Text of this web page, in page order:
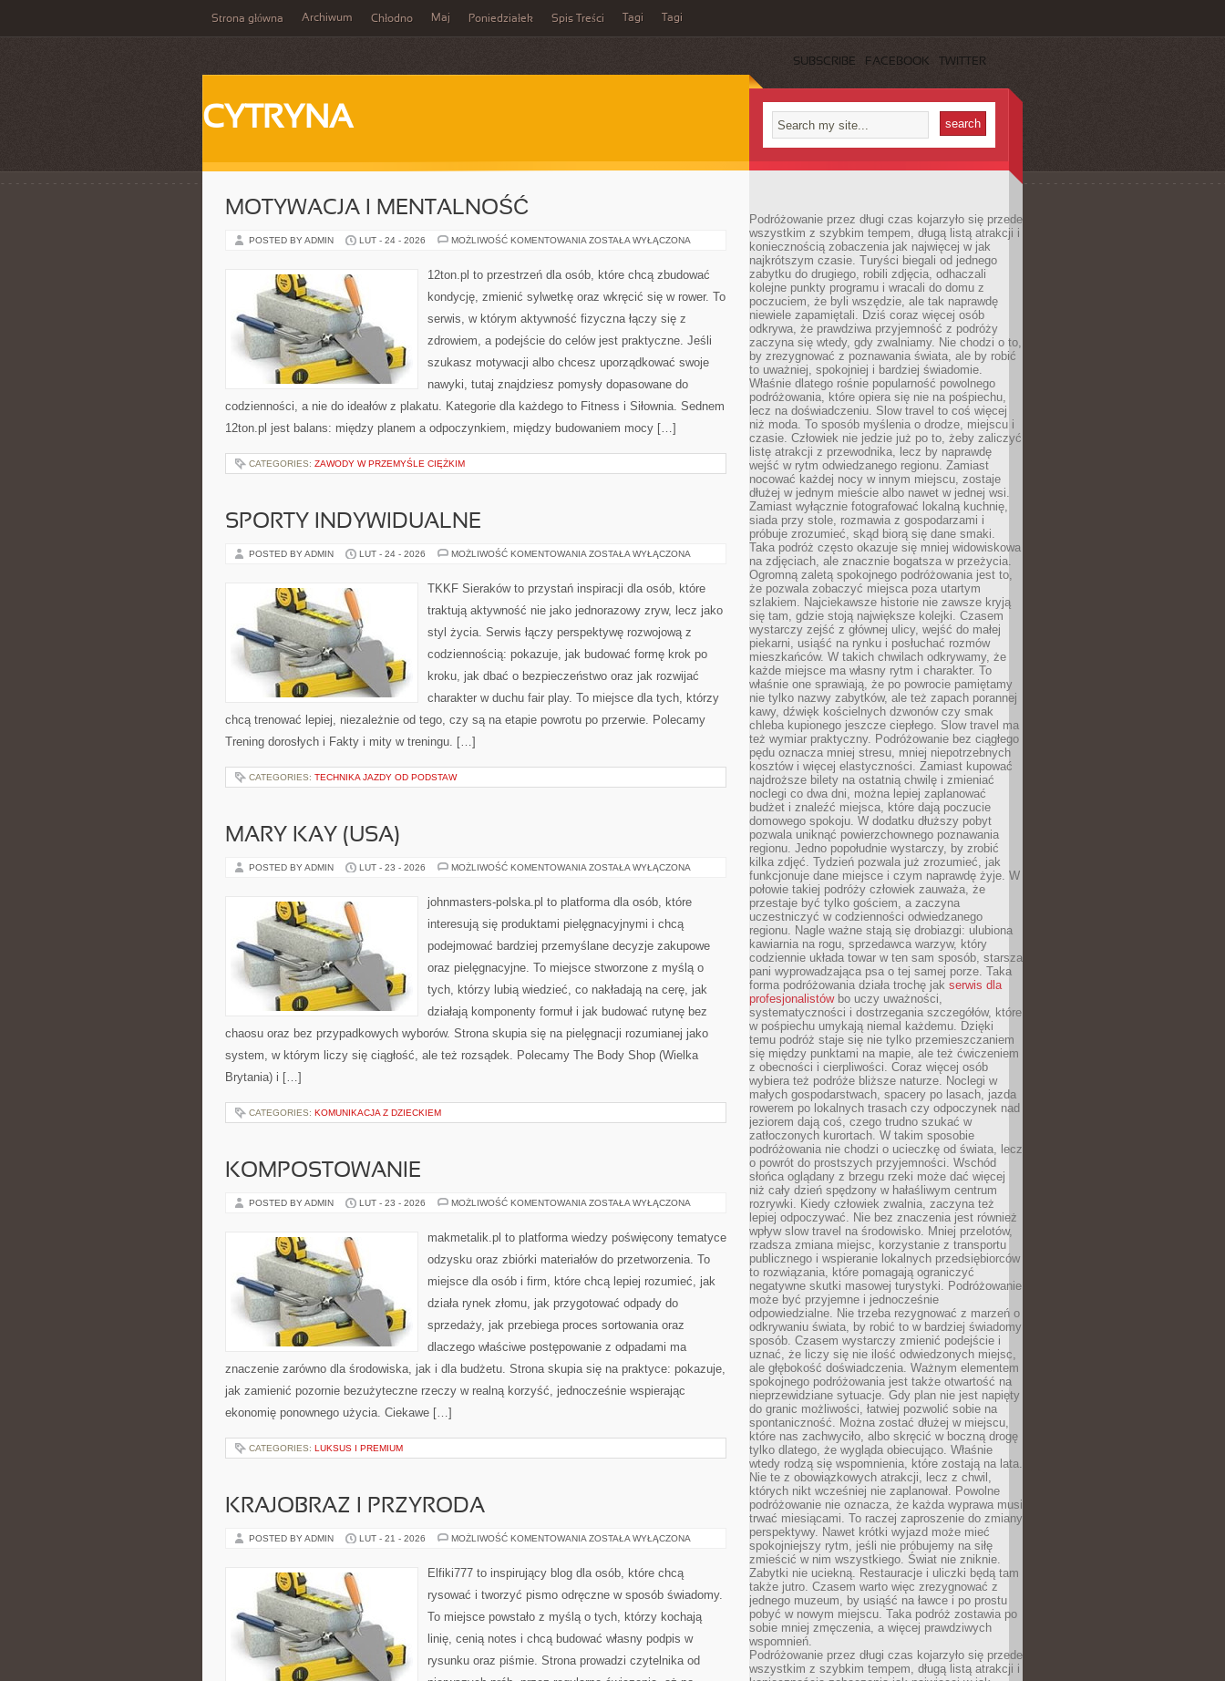
Strona główna Archiwum Chłodno Maj Poniedziałek Spis Treści Tagi Tagi
SUBSCRIBE FACEBOOK TWITTER
CYTRYNA
MOTYWACJA I MENTALNOŚĆ
POSTED BY ADMIN LUT - 24 - 2026 MOŻLIWOŚĆ KOMENTOWANIA MOTYWACJA
ZOSTAŁA WYŁĄCZONA
12ton.pl to przestrzeń dla osób, które chcą zbudować
kondycję, zmienić sylwetkę oraz wkręcić się w rower. To
serwis, w którym aktywność fizyczna łączy się z
zdrowiem, a podejście do celów jest praktyczne. Jeśli
szukasz motywacji albo chcesz uporządkować swoje
nawyki, tutaj znajdziesz pomysły dopasowane do
codzienności, a nie do ideałów z plakatu. Kategorie dla każdego to Fitness i Siłownia. Sednem
12ton.pl jest balans: między planem a odpoczynkiem, między budowaniem mocy […]
CATEGORIES: ZAWODY W PRZEMYŚLE CIĘŻKIM
SPORTY INDYWIDUALNE
POSTED BY ADMIN LUT - 24 - 2026 MOŻLIWOŚĆ KOMENTOWANIA SPORTY
ZOSTAŁA WYŁĄCZONA
TKKF Sieraków to przystań inspiracji dla osób, które
traktują aktywność nie jako jednorazowy zryw, lecz jako
styl życia. Serwis łączy perspektywę rozwojową z
codziennością: pokazuje, jak budować formę krok po
kroku, jak dbać o bezpieczeństwo oraz jak rozwijać
charakter w duchu fair play. To miejsce dla tych, którzy
chcą trenować lepiej, niezależnie od tego, czy są na etapie powrotu po przerwie. Polecamy
Trening dorosłych i Fakty i mity w treningu. […]
CATEGORIES: TECHNIKA JAZDY OD PODSTAW
MARY KAY (USA)
POSTED BY ADMIN LUT - 23 - 2026 MOŻLIWOŚĆ KOMENTOWANIA MARY
ZOSTAŁA WYŁĄCZONA
johnmasters-polska.pl to platforma dla osób, które
interesują się produktami pielęgnacyjnymi i chcą
podejmować bardziej przemyślane decyzje zakupowe
oraz pielęgnacyjne. To miejsce stworzone z myślą o
tych, którzy lubią wiedzieć, co nakładają na cerę, jak
działają komponenty formuł i jak budować rutynę bez
chaosu oraz bez przypadkowych wyborów. Strona skupia się na pielęgnacji rozumianej jako
system, w którym liczy się ciągłość, ale też rozsądek. Polecamy The Body Shop (Wielka
Brytania) i […]
CATEGORIES: KOMUNIKACJA Z DZIECKIEM
KOMPOSTOWANIE
POSTED BY ADMIN LUT - 23 - 2026 MOŻLIWOŚĆ KOMENTOWANIA KOMPOSTOWANIE
ZOSTAŁA WYŁĄCZONA
makmetalik.pl to platforma wiedzy poświęcony tematyce
odzysku oraz zbiórki materiałów do przetworzenia. To
miejsce dla osób i firm, które chcą lepiej rozumieć, jak
działa rynek złomu, jak przygotować odpady do
sprzedaży, jak przebiega proces sortowania oraz
dlaczego właściwe postępowanie z odpadami ma
znaczenie zarówno dla środowiska, jak i dla budżetu. Strona skupia się na praktyce: pokazuje,
jak zamienić pozornie bezużyteczne rzeczy w realną korzyść, jednocześnie wspierając
ekonomię ponownego użycia. Ciekawe […]
CATEGORIES: LUKSUS I PREMIUM
KRAJOBRAZ I PRZYRODA
POSTED BY ADMIN LUT - 21 - 2026 MOŻLIWOŚĆ KOMENTOWANIA KRAJOBRAZ
ZOSTAŁA WYŁĄCZONA
Elfiki777 to inspirujący blog dla osób, które chcą
rysować i tworzyć pismo odręczne w sposób świadomy.
To miejsce powstało z myślą o tych, którzy kochają
linię, cenią notes i chcą budować własny podpis w
rysunku oraz piśmie. Strona prowadzi czytelnika od
Podróżowanie przez długi czas kojarzyło się przede
wszystkim z szybkim tempem, długą listą atrakcji i
koniecznością zobaczenia jak najwięcej w jak
najkrótszym czasie. Turyści biegali od jednego
zabytku do drugiego, robili zdjęcia, odhaczali
kolejne punkty programu i wracali do domu z
poczuciem, że byli wszędzie, ale tak naprawdę
niewiele zapamiętali. Dziś coraz więcej osób
odkrywa, że prawdziwa przyjemność z podróży
zaczyna się wtedy, gdy zwalniamy. Nie chodzi o to,
by zrezygnować z poznawania świata, ale by robić
to uważniej, spokojniej i bardziej świadomie.
Właśnie dlatego rośnie popularność powolnego
podróżowania, które opiera się nie na pośpiechu,
lecz na doświadczeniu. Slow travel to coś więcej
niż moda. To sposób myślenia o drodze, miejscu i
czasie. Człowiek nie jedzie już po to, żeby zaliczyć
listę atrakcji z przewodnika, lecz by naprawdę
wejść w rytm odwiedzanego regionu. Zamiast
nocować każdej nocy w innym miejscu, zostaje
dłużej w jednym mieście albo nawet w jednej wsi.
Zamiast wyłącznie fotografować lokalną kuchnię,
siada przy stole, rozmawia z gospodarzami i
próbuje zrozumieć, skąd biorą się dane smaki.
Taka podróż często okazuje się mniej widowiskowa
na zdjęciach, ale znacznie bogatsza w przeżycia.
Ogromną zaletą spokojnego podróżowania jest to,
że pozwala zobaczyć miejsca poza utartym
szlakiem. Najciekawsze historie nie zawsze kryją
się tam, gdzie stoją największe kolejki. Czasem
wystarczy zejść z głównej ulicy, wejść do małej
piekarni, usiąść na rynku i posłuchać rozmów
mieszkańców. W takich chwilach odkrywamy, że
każde miejsce ma własny rytm i charakter. To
właśnie one sprawiają, że po powrocie pamiętamy
nie tylko nazwy zabytków, ale też zapach porannej
kawy, dźwięk kościelnych dzwonów czy smak
chleba kupionego jeszcze ciepłego. Slow travel ma
też wymiar praktyczny. Podróżowanie bez ciągłego
pędu oznacza mniej stresu, mniej niepotrzebnych
kosztów i więcej elastyczności. Zamiast kupować
najdroższe bilety na ostatnią chwilę i zmieniać
noclegi co dwa dni, można lepiej zaplanować
budżet i znaleźć miejsca, które dają poczucie
domowego spokoju. W dodatku dłuższy pobyt
pozwala uniknąć powierzchownego poznawania
regionu. Jedno popołudnie wystarczy, by zrobić
kilka zdjęć. Tydzień pozwala już zrozumieć, jak
funkcjonuje dane miejsce i czym naprawdę żyje. W
połowie takiej podróży człowiek zauważa, że
przestaje być tylko gościem, a zaczyna
uczestniczyć w codzienności odwiedzanego
regionu. Nagle ważne stają się drobiazgi: ulubiona
kawiarnia na rogu, sprzedawca warzyw, który
codziennie układa towar w ten sam sposób, starsza
pani wyprowadzająca psa o tej samej porze. Taka
forma podróżowania działa trochę jak serwis dla
profesjonalistówbo uczy uważności,
systematyczności i dostrzegania szczegółów, które
w pośpiechu umykają niemal każdemu. Dzięki
temu podróż staje się nie tylko przemieszczaniem
się między punktami na mapie, ale też ćwiczeniem
z obecności i cierpliwości. Coraz więcej osób
wybiera też podróże bliższe naturze. Noclegi w
małych gospodarstwach, spacery po lasach, jazda
rowerem po lokalnych trasach czy odpoczynek nad
jeziorem dają coś, czego trudno szukać w
zatłoczonych kurortach. W takim sposobie
podróżowania nie chodzi o ucieczkę od świata, lecz
o powrót do prostszych przyjemności. Wschód
słońca oglądany z brzegu rzeki może dać więcej
niż cały dzień spędzony w hałaśliwym centrum
rozrywki. Kiedy człowiek zwalnia, zaczyna też
lepiej odpoczywać. Nie bez znaczenia jest również
wpływ slow travel na środowisko. Mniej przelotów,
rzadsza zmiana miejsc, korzystanie z transportu
publicznego i wspieranie lokalnych przedsiębiorców
to rozwiązania, które pomagają ograniczyć
negatywne skutki masowej turystyki. Podróżowanie
może być przyjemne i jednocześnie
odpowiedzialne. Nie trzeba rezygnować z marzeń o
odkrywaniu świata, by robić to w bardziej świadomy
sposób. Czasem wystarczy zmienić podejście i
uznać, że liczy się nie ilość odwiedzonych miejsc,
ale głębokość doświadczenia. Ważnym elementem
spokojnego podróżowania jest także otwartość na
nieprzewidziane sytuacje. Gdy plan nie jest napięty
do granic możliwości, łatwiej pozwolić sobie na
spontaniczność. Można zostać dłużej w miejscu,
które nas zachwyciło, albo skręcić w boczną drogę
tylko dlatego, że wygląda obiecująco. Właśnie
wtedy rodzą się wspomnienia, które zostają na lata.
Nie te z obowiązkowych atrakcji, lecz z chwil,
których nikt wcześniej nie zaplanował. Powolne
podróżowanie nie oznacza, że każda wyprawa musi
trwać miesiącami. To raczej zaproszenie do zmiany
perspektywy. Nawet krótki wyjazd może mieć
spokojniejszy rytm, jeśli nie próbujemy na siłę
zmieścić w nim wszystkiego. Świat nie zniknie.
Zabytki nie uciekną. Restauracje i uliczki będą tam
także jutro. Czasem warto więc zrezygnować z
jednego muzeum, by usiąść na ławce i po prostu
pobyć w nowym miejscu. Taka podróż zostawia po
sobie mniej zmęczenia, a więcej prawdziwych
wspomnień.
Podróżowanie przez długi czas kojarzyło się przede
wszystkim z szybkim tempem, długą listą atrakcji i